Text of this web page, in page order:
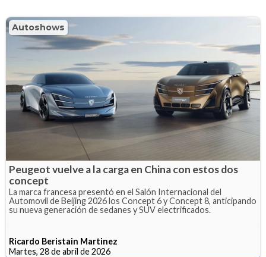
Autoshows
Peugeot vuelve a la carga en China con estos dos
concept
La marca francesa presentó en el Salón Internacional del
Automovil de Beijing 2026 los Concept 6 y Concept 8, anticipando
su nueva generación de sedanes y SUV electrificados.
Ricardo Beristain Martinez
Martes, 28 de abril de 2026